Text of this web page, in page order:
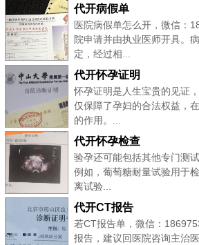
代开病假单
医院病假单怎么开，微信：
院申请并由执业医师开具。
定，经过相...
代开怀孕证明
怀孕证明是人生宝贵的见证
仅保障了孕妇的合法权益，
的作用。...
代开怀孕检查
验孕还可能包括其他专门测
例如，葡萄糖耐量试验用于
离试验...
代开CT报告
若CT报告单，微信：
报告，建议回医院咨询主治